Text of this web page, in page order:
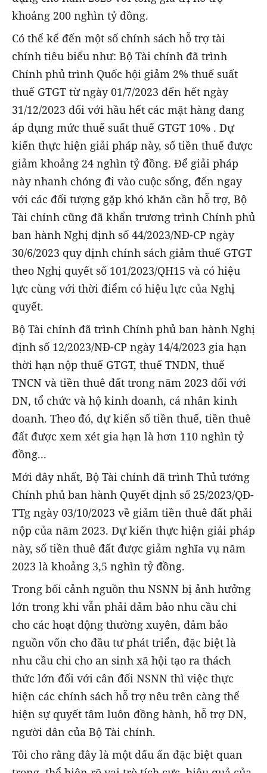
khoảng 200 nghìn tỷ đồng.
Có thể kể đến một số chính sách hỗ trợ tài
chính tiêu biểu như: Bộ Tài chính đã trình
Chính phủ trình Quốc hội giảm 2% thuế suất
thuế GTGT từ ngày 01/7/2023 đến hết ngày
31/12/2023 đối với hầu hết các mặt hàng đang
áp dụng mức thuế suất thuế GTGT 10% . Dự
kiến thực hiện giải pháp này, số tiền thuế được
giảm khoảng 24 nghìn tỷ đồng. Để giải pháp
này nhanh chóng đi vào cuộc sống, đến ngay
với các đối tượng gặp khó khăn cần hỗ trợ, Bộ
Tài chính cũng đã khẩn trương trình Chính phủ
ban hành Nghị định số 44/2023/NĐ-CP ngày
30/6/2023 quy định chính sách giảm thuế GTGT
theo Nghị quyết số 101/2023/QH15 và có hiệu
lực cùng với thời điểm có hiệu lực của Nghị
quyết.
Bộ Tài chính đã trình Chính phủ ban hành Nghị
định số 12/2023/NĐ-CP ngày 14/4/2023 gia hạn
thời hạn nộp thuế GTGT, thuế TNDN, thuế
TNCN và tiền thuê đất trong năm 2023 đối với
DN, tổ chức và hộ kinh doanh, cá nhân kinh
doanh. Theo đó, dự kiến số tiền thuế, tiền thuê
đất được xem xét gia hạn là hơn 110 nghìn tỷ
đồng...
Mới đây nhất, Bộ Tài chính đã trình Thủ tướng
Chính phủ ban hành Quyết định số 25/2023/QĐ-
TTg ngày 03/10/2023 về giảm tiền thuê đất phải
nộp của năm 2023. Dự kiến thực hiện giải pháp
này, số tiền thuê đất được giảm nghĩa vụ năm
2023 là khoảng 3,5 nghìn tỷ đồng.
Trong bối cảnh nguồn thu NSNN bị ảnh hưởng
lớn trong khi vẫn phải đảm bảo nhu cầu chi
cho các hoạt động thường xuyên, đảm bảo
nguồn vốn cho đầu tư phát triển, đặc biệt là
nhu cầu chi cho an sinh xã hội tạo ra thách
thức lớn đối với cân đối NSNN thì việc thực
hiện các chính sách hỗ trợ nêu trên càng thể
hiện sự quyết tâm luôn đồng hành, hỗ trợ DN,
người dân của Bộ Tài chính.
Tôi cho rằng đây là một dấu ấn đặc biệt quan